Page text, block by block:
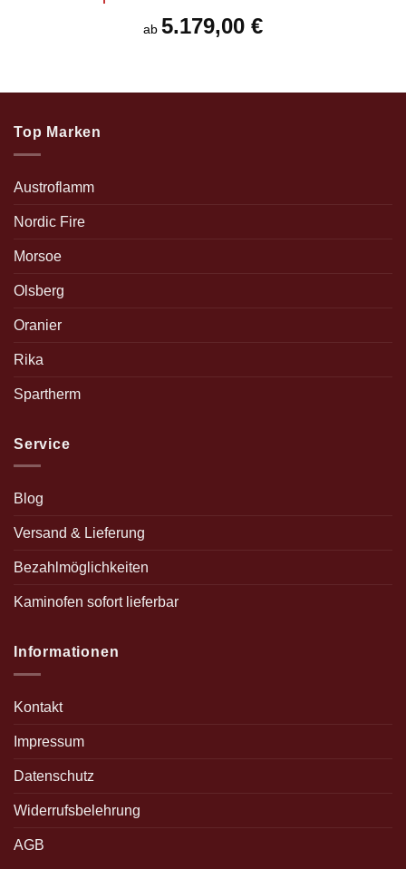
ab 5.179,00 €
Top Marken
Austroflamm
Nordic Fire
Morsoe
Olsberg
Oranier
Rika
Spartherm
Service
Blog
Versand & Lieferung
Bezahlmöglichkeiten
Kaminofen sofort lieferbar
Informationen
Kontakt
Impressum
Datenschutz
Widerrufsbelehrung
AGB